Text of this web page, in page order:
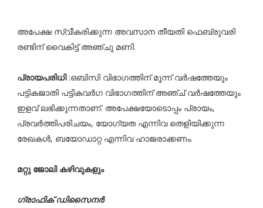
അപേക്ഷ സ്വീകരിക്കുന്ന അവസാന തീയതി ഫെബ്രുവരി
രണ്ടിന് വൈകിട്ട് അഞ്ചു മണി.
പ്രായപരിധി:ഒബിസി വിഭാഗത്തിന് മൂന്ന് വർഷത്തേയും
പട്ടികജാതി പട്ടികവർഗ വിഭാഗത്തിന് അഞ്ച് വർഷത്തേയും
ഇളവ് ലഭിക്കുന്നതാണ്. അപേക്ഷയോടൊപ്പം പ്രായം,
പ്രവർത്തിപരിചയം, യോഗ്യത എന്നിവ തെളിയിക്കുന്ന
രേഖകൾ, ബയോഡാറ്റ എന്നിവ ഹാജരാക്കണം.
മറ്റു ജോലി കഴിവുകളും
ഗ്രാഫിക് ഡിസൈനർ